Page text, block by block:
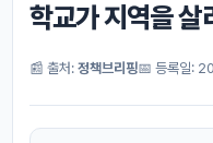
학교가 지역을 살
📰 출처: 정책브리핑📅 등록일: